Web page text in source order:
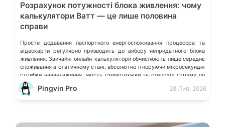
Розрахунок потужності блока живлення: чому
калькулятори Ватт — це лише половина
справи
Просте додавання паспортного енергоспоживання процесора та
відеокарти регулярно призводить до вибору непридатного блока
живлення. Звичайні онлайн-калькулятори обчислюють лише середнє
споживання в статичному стані, абсолютно ігноруючи мікросекундні
стрибки навантаження, якість схемотехніки та розподіл струму по
окремих лініях. Розберімо, які технічні параметри насправді
визначають надійність системи живлення та як правильно підібрати
Pingvin Pro 28 Лип, 2026